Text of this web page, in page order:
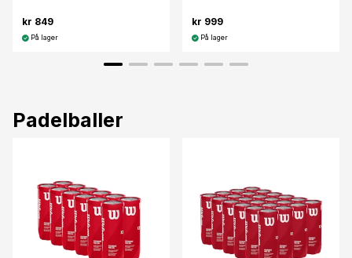
kr 849
På lager
kr 999
På lager
Padelballer